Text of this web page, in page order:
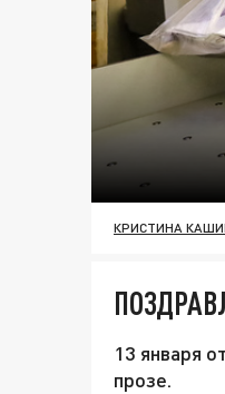
КРИСТИНА
13 января
прозе.